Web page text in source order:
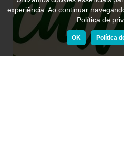
experiência. Ao continuar
Política de
OK Política